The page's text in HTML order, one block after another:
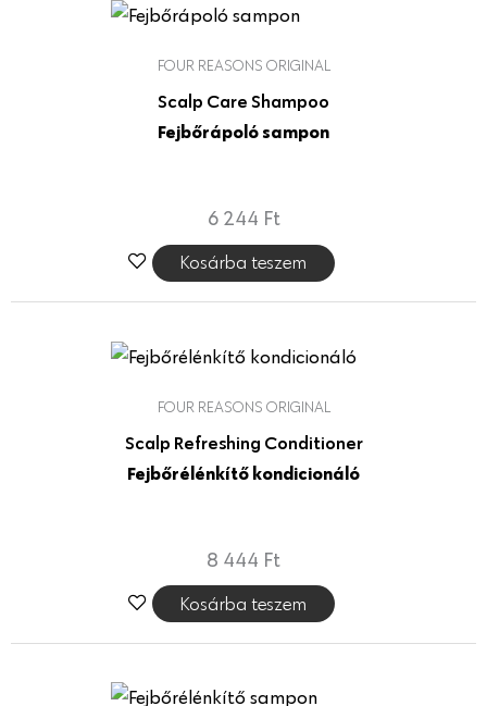
FOUR REASONS ORIGINAL
Scalp Care Shampoo
Fejbőrápoló sampon
6 244 Ft
Kosárba teszem
FOUR REASONS ORIGINAL
Scalp Refreshing Conditioner
Fejbőrélénkítő kondicionáló
8 444 Ft
Kosárba teszem